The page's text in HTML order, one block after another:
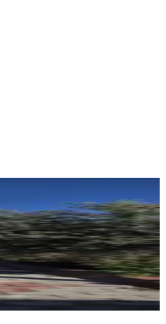
Abdülselam Ülez